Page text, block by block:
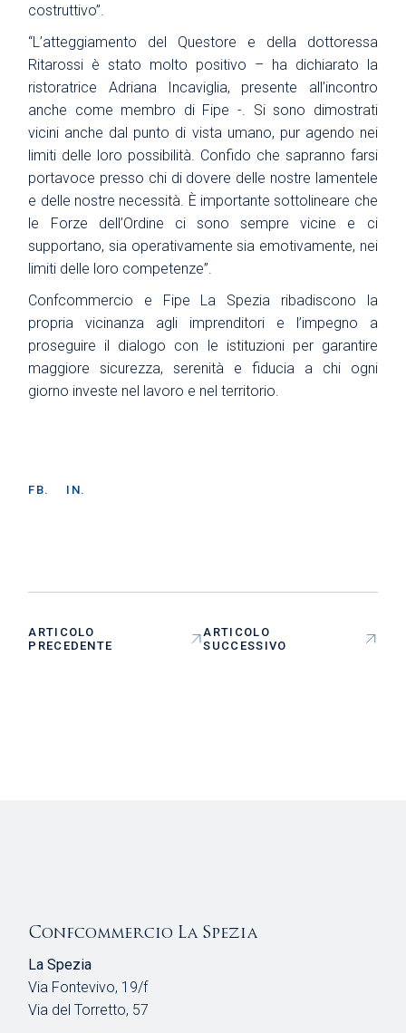
costruttivo”.
“L’atteggiamento del Questore e della dottoressa
Ritarossi è stato molto positivo – ha dichiarato la
ristoratrice Adriana Incaviglia, presente all’incontro
anche come membro di Fipe -. Si sono dimostrati
vicini anche dal punto di vista umano, pur agendo nei
limiti delle loro possibilità. Confido che sapranno farsi
portavoce presso chi di dovere delle nostre lamentele
e delle nostre necessità. È importante sottolineare che
le Forze dell’Ordine ci sono sempre vicine e ci
supportano, sia operativamente sia emotivamente, nei
limiti delle loro competenze”.
Confcommercio e Fipe La Spezia ribadiscono la
propria vicinanza agli imprenditori e l’impegno a
proseguire il dialogo con le istituzioni per garantire
maggiore sicurezza, serenità e fiducia a chi ogni
giorno investe nel lavoro e nel territorio.
FB. IN.
ARTICOLO
PRECEDENTE
ARTICOLO
SUCCESSIVO
Confcommercio La Spezia
La Spezia
Via Fontevivo, 19/f
Via del Torretto, 57